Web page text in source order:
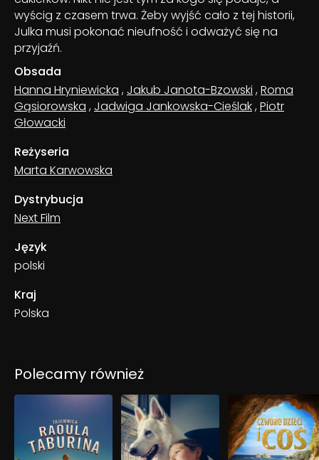
wyścig z czasem trwa. Żeby wyjść cało z tej historii,
Julka musi pokonać nieufność i odważyć się na
przyjaźń.
Obsada
Hanna Hryniewicka , Jakub Janota-Bzowski ,Roma
Gąsiorowska , Jadwiga Jankowska-Cieślak,Piotr
Głowacki
Reżyseria
Marta Karwowska
Dystrybucja
Next Film
Język
polski
Kraj
Polska
Polecamy również